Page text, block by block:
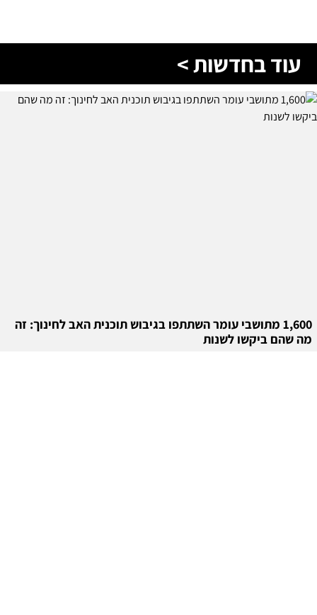
עוד בחדשות >
1,600 מתושבי עומר השתתפו בגיבוש תוכנית האב לחינוך: זה
מה שהם ביקשו לשנות